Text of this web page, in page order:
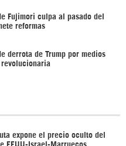
Fujimori culpa al pasado del
reformas
derrota de Trump por medios
expone el precio oculto del
EEUU-Israel-Marruecos